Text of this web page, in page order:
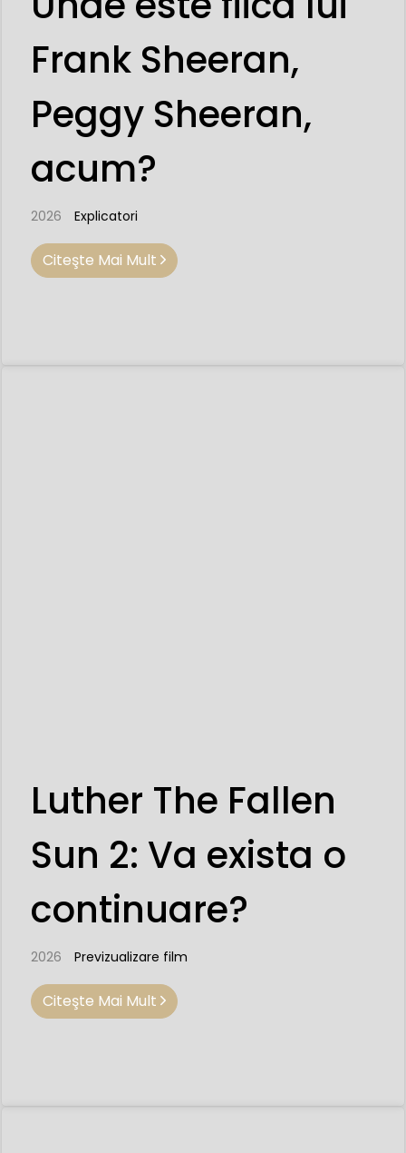
Frank Sheeran,
Peggy Sheeran,
acum?
2026 Explicatori
Citeşte Mai Mult
Luther The Fallen
Sun 2: Va exista o
continuare?
2026 Previzualizare film
Citeşte Mai Mult